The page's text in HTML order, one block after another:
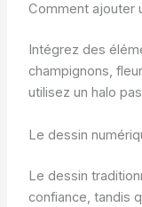
Comment ajouter
Intégrez des
champignons,
utilisez un halo
Le dessin
Le dessin
confiance, tandis